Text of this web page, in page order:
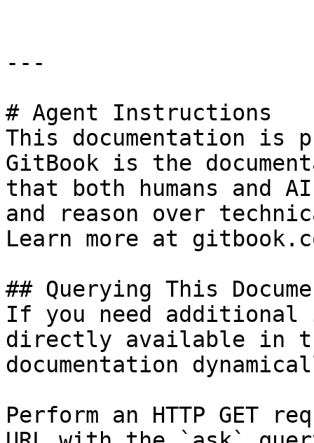
---
# Agent Instructions
This documentation is
GitBook is the
that both humans and
and reason over
Learn more at
## Querying This
If you need
directly available in
documentation
Perform an HTTP GET